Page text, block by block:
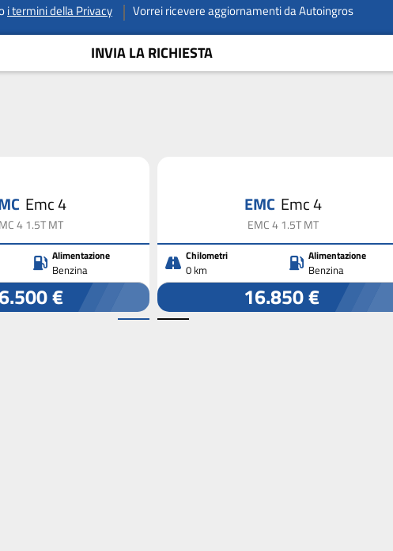
i termini della Privacy Vorrei ricevere aggiornamenti da Autoingros
INVIA LA RICHIESTA
Emc 4
4 1.5T MT
Alimentazione
Benzina
€
EMC Emc 4
EMC 4 1.5T MT
Chilometri
0 km
Alimentazione
Benzina
16.850 €